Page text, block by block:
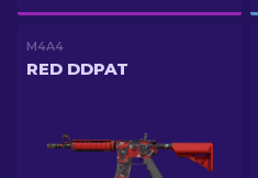
M4A4
RED DDPAT